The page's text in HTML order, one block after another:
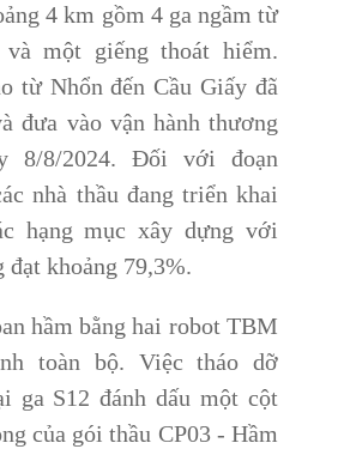
4 km gồm 4 ga ngầm từ
và một giếng thoát hiểm.
từ Nhổn đến Cầu Giấy đã
đưa vào vận hành thương
8/8/2024. Đối với đoạn
nhà thầu đang triển khai
hạng mục xây dựng với
đạt khoảng 79,3%.
hầm bằng hai robot TBM
toàn bộ. Việc tháo dỡ
ga S12 đánh dấu một cột
của gói thầu CP03 - Hầm